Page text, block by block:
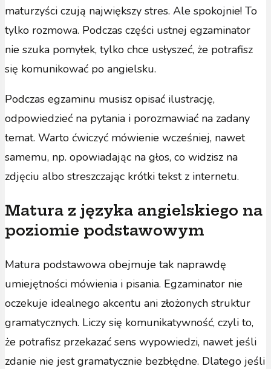
maturzyści czują największy stres. Ale spokojnie! To
tylko rozmowa. Podczas części ustnej egzaminator
nie szuka pomyłek, tylko chce usłyszeć, że potrafisz
się komunikować po angielsku.
Podczas egzaminu musisz opisać ilustrację,
odpowiedzieć na pytania i porozmawiać na zadany
temat. Warto ćwiczyć mówienie wcześniej, nawet
samemu, np. opowiadając na głos, co widzisz na
zdjęciu albo streszczając krótki tekst z internetu.
Matura z języka angielskiego na
poziomie podstawowym
Matura podstawowa obejmuje tak naprawdę
umiejętności mówienia i pisania. Egzaminator nie
oczekuje idealnego akcentu ani złożonych struktur
gramatycznych. Liczy się komunikatywność, czyli to,
że potrafisz przekazać sens wypowiedzi, nawet jeśli
zdanie nie jest gramatycznie bezbłędne. Dlatego jeśli